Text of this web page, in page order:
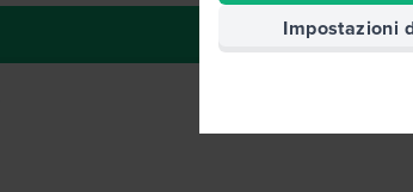
alla lista
Impostazioni